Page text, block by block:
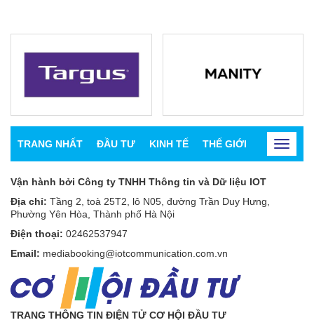
TRANG NHẤT ĐẦU TƯ KINH TẾ THẾ GIỚI CHỨNG
Toggle
Vận hành bởi Công ty TNHH Thông tin và Dữ liệu IOT
Địa chỉ: Tầng 2, toà 25T2, lô N05, đường Trần Duy Hưng,
Phường Yên Hòa, Thành phố Hà Nội
Điện thoại: 02462537947
Email: mediabooking@iotcommunication.com.vn
TRANG THÔNG TIN ĐIỆN TỬ CƠ HỘI ĐẦU TƯ